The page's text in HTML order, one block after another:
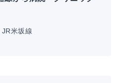
JR米坂線